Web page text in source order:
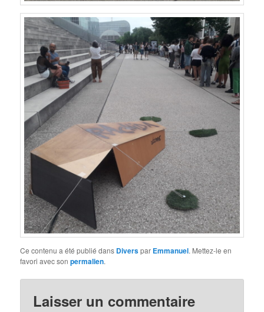
Ce contenu a été publié dans Diverspar Emmanuel. Mettez-le en
favori avec sonpermalien.
Laisser un commentaire